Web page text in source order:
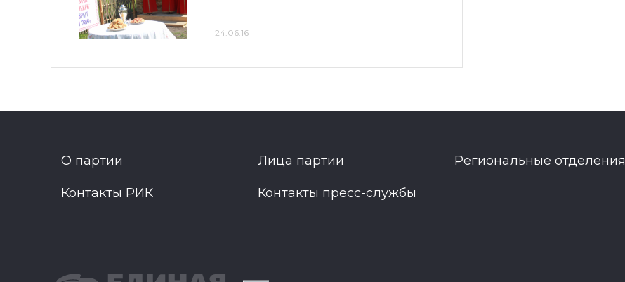
24.06.16
О партии Лица партии Региональные отделения
Контакты РИК Контакты пресс-службы